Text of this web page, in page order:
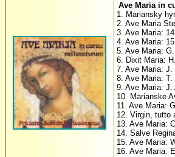
Ave Maria in
1. Mariansky
2. Ave Maria
3. Ave Maria:
4. Ave Maria:
5. Ave Maria:
6. Dixit Maria:
7. Ave Maria: J.
8. Ave Maria:
9. Ave Maria: J.
10. Marianske
11. Ave Maria:
12. Virgin, tutto
13. Ave Maria:
14. Salve
15. Ave Maria:
16. Ave Maria: